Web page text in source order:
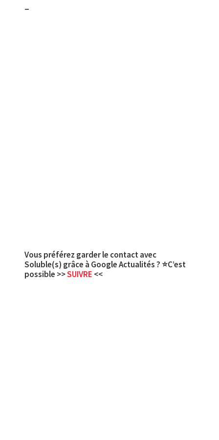
Vous préférez garder le contact avec
Soluble(s) grâce à Google Actualités ? ⭐C’est
possible >>SUIVRE <<